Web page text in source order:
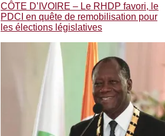
CÔTE D’IVOIRE – Le RHDP favori, le
PDCI en quête de remobilisation pour
les élections législatives